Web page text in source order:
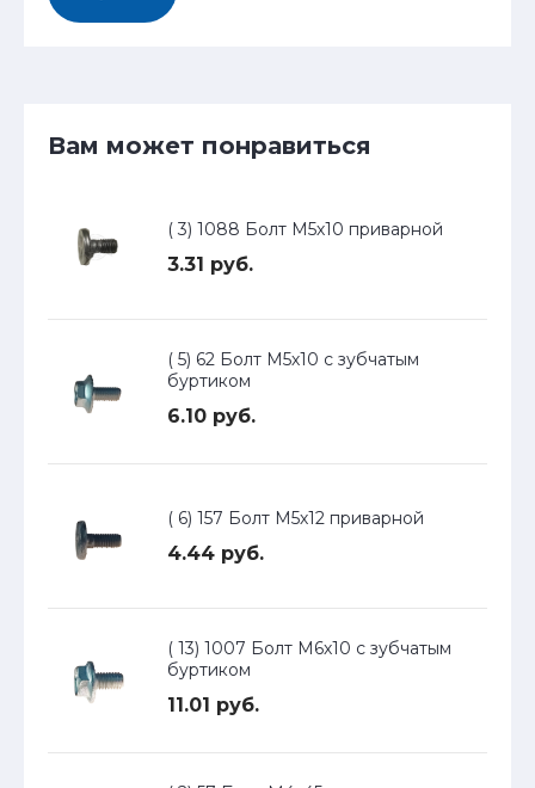
Вам может понравиться
( 3) 1088 Болт М5х10 приварной
3.31 руб.
( 5) 62 Болт М5х10 с зубчатым
буртиком
6.10 руб.
( 6) 157 Болт М5х12 приварной
4.44 руб.
( 13) 1007 Болт М6х10 с зубчатым
буртиком
11.01 руб.